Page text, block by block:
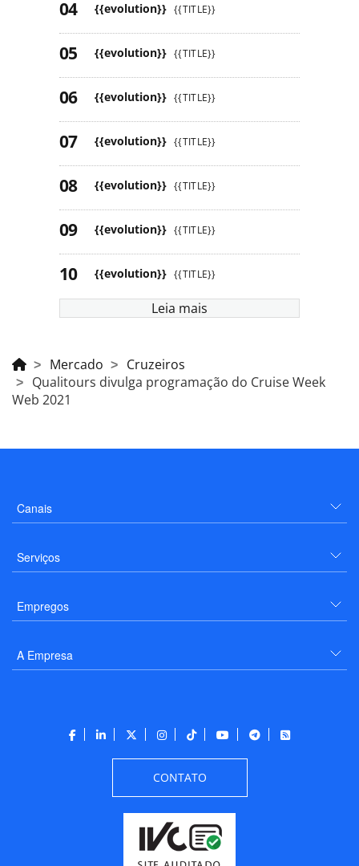
{{evolution}} {{TITLE}}
{{evolution}} {{TITLE}}
{{evolution}} {{TITLE}}
{{evolution}} {{TITLE}}
{{evolution}} {{TITLE}}
{{evolution}} {{TITLE}}
{{evolution}} {{TITLE}}
Leia mais
Mercado
Cruzeiros
Qualitours divulga programação do Cruise Week
Web 2021
Canais
Serviços
Empregos
A Empresa
CONTATO